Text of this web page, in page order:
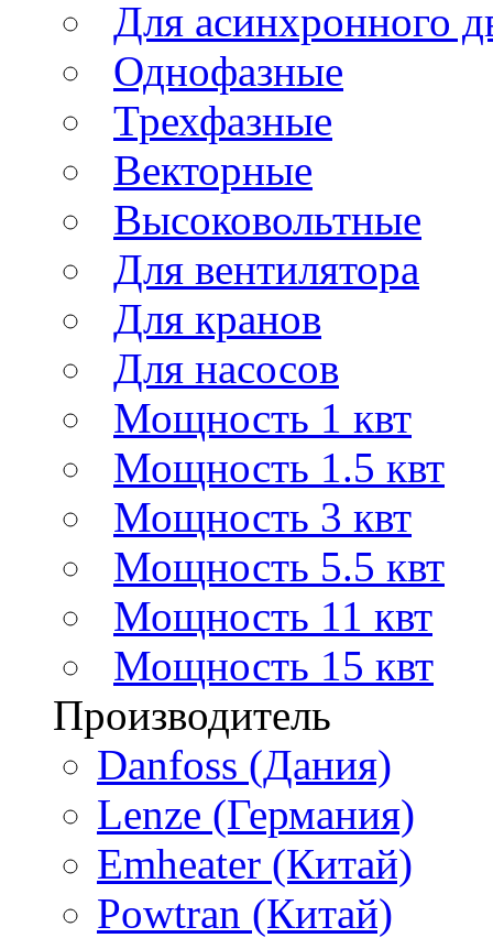
Для асинхронного
Однофазные
Трехфазные
Векторные
Высоковольтные
Для вентилятора
Для кранов
Для насосов
Мощность 1 квт
Мощность 1.5 квт
Мощность 3 квт
Мощность 5.5 квт
Мощность 11 квт
Мощность 15 квт
Производитель
Danfoss (Дания)
Lenze (Германия)
Emheater (Китай)
Powtran (Китай)